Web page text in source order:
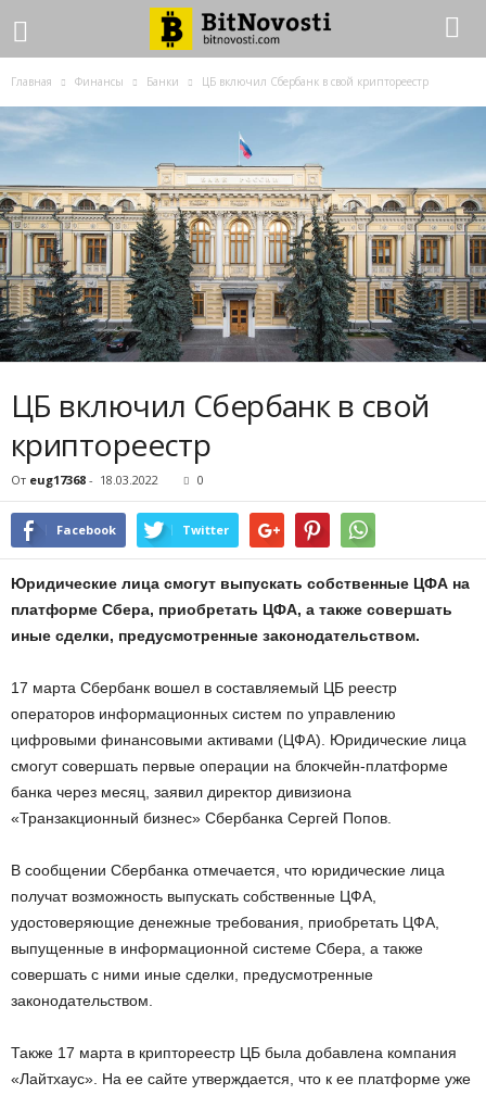
Главная Финансы Банки ЦБ включил Сбербанк в свой криптореестр
ЦБ включил Сбербанк в свой
криптореестр
От eug17368 - 18.03.2022 0
Facebook Twitter
Юридические лица смогут выпускать собственные ЦФА на
платформе Сбера, приобретать ЦФА, а также совершать
иные сделки, предусмотренные законодательством.
17 марта Сбербанк вошел в составляемый ЦБ реестр
операторов информационных систем по управлению
цифровыми финансовыми активами (ЦФА). Юридические лица
смогут совершать первые операции на блокчейн-платформе
банка через месяц, заявил директор дивизиона
«Транзакционный бизнес» Сбербанка Сергей Попов.
В сообщении Сбербанка отмечается, что юридические лица
получат возможность выпускать собственные ЦФА,
удостоверяющие денежные требования, приобретать ЦФА,
выпущенные в информационной системе Сбера, а также
совершать с ними иные сделки, предусмотренные
законодательством.
Также 17 марта в криптореестр ЦБ была добавлена компания
«Лайтхаус». На ее сайте утверждается, что к ее платформе уже